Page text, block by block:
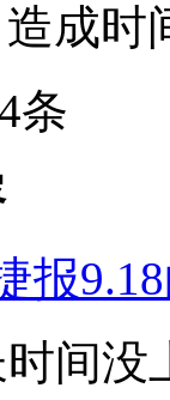
成时
条
报
间没